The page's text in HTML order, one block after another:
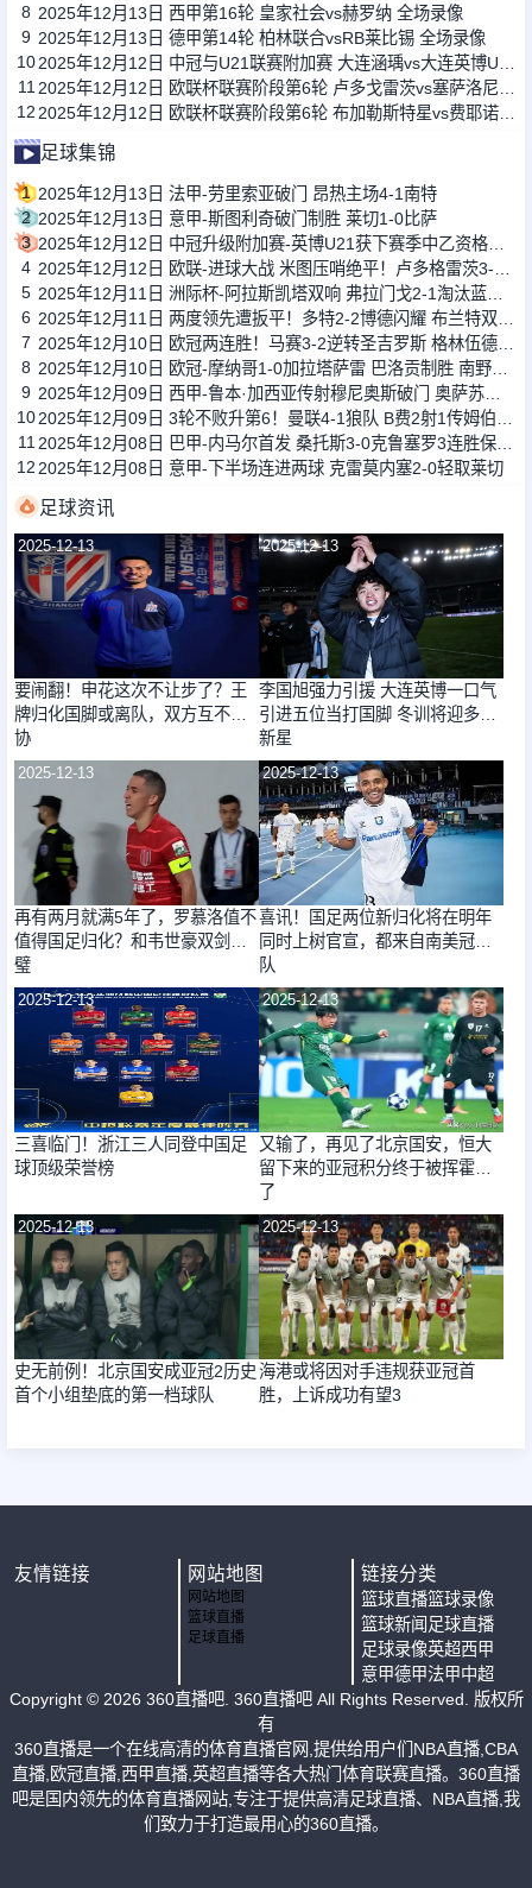
8 2025年12月13日 西甲第16轮 皇家社会vs赫罗纳 全场录像
9 2025年12月13日 德甲第14轮 柏林联合vsRB莱比锡 全场录像
10
11
12
足球集锦
1 2025年12月13日 法甲-劳里索亚破门 昂热主场4-1南特
2 2025年12月13日 意甲-斯图利奇破门制胜 莱切1-0比萨
3
4
5
6
7
8
9
10
11
12 2025年12月08日 意甲-下半场连进两球 克雷莫内塞2-0轻取莱切
足球资讯
2025-12-13
要闹翻！申花这次不让步了？王
牌归化国脚或离队，双方互不妥
协
2025-12-13
李国旭强力引援 大连英博一口气
引进五位当打国脚 冬训将迎多位
新星
2025-12-13
再有两月就满5年了，罗慕洛值不
值得国足归化？和韦世豪双剑合
璧
2025-12-13
喜讯！国足两位新归化将在明年
同时上树官宣，都来自南美冠军
队
2025-12-13
三喜临门！浙江三人同登中国足
球顶级荣誉榜
2025-12-13
又输了，再见了北京国安，恒大
留下来的亚冠积分终于被挥霍完
了
2025-12-13
史无前例！北京国安成亚冠2历史
首个小组垫底的第一档球队
2025-12-13
海港或将因对手违规获亚冠首
胜，上诉成功有望3
友情链接 网站地图
网站地图
篮球直播
足球直播
链接分类
篮球直播篮球录像
篮球新闻 足球直播
足球录像英超西甲
意甲德甲法甲中超
Copyright © 2026 360直播吧. 360直播吧 All Rights Reserved. 版权所
有
360直播是一个在线高清的体育直播官网,提供给用户们NBA直播,CBA
直播,欧冠直播,西甲直播,英超直播等各大热门体育联赛直播。360直播
吧是国内领先的体育直播网站,专注于提供高清足球直播、NBA直播,我
们致力于打造最用心的360直播。